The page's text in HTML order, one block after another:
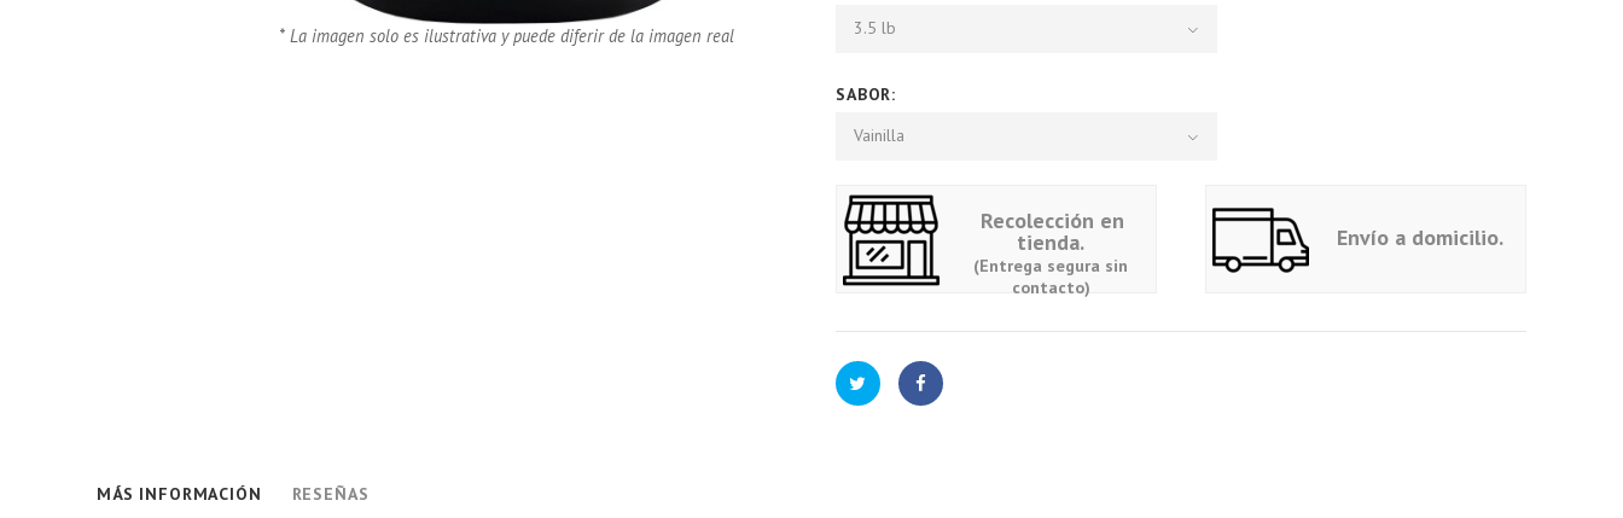
* La imagen solo es ilustrativa y puede diferir de la imagen real
3.5 lb
SABOR:
Vainilla
Recolección en
tienda.
(Entrega segura sin
contacto)
Envío a domicilio.
MÁS INFORMACIÓN RESEÑAS